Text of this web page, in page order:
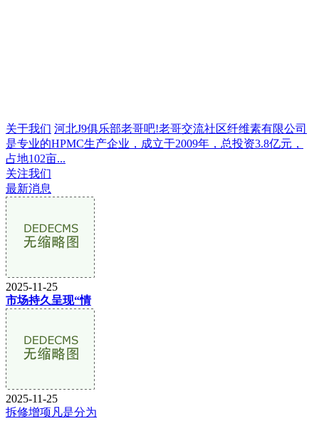
关于我们 河北J9俱乐部老哥吧!老哥交流社区纤维素有限公司
是专业的HPMC生产企业，成立于2009年，总投资3.8亿元，
占地102亩...
关注我们
最新消息
2025-11-25
市场持久呈现“情
2025-11-25
拆修增项凡是分为